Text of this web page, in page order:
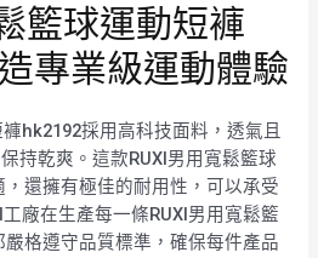
籃球運動短褲
專業級運動體驗
hk2192採用高科技面料，透氣且
持乾爽。這款RUXI男用寬鬆籃球
還擁有極佳的耐用性，可以承受
廠在生產每一條RUXI男用寬鬆籃
格遵守品質標準，確保每件產品